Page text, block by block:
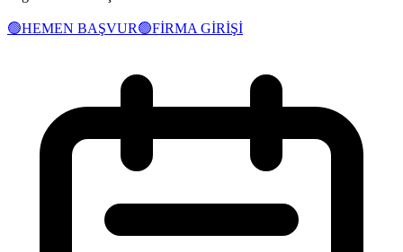
🟢HEMEN BAŞVUR🟢FİRMA GİRİŞİ